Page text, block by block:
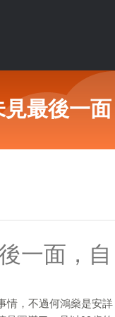
最後一
一面，自
情，不過何鴻燊是安詳